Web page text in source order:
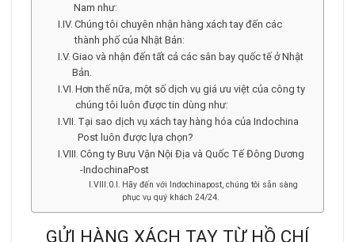
Nam như:
Chúng tôi chuyên nhận hàng xách tay đến các
thành phố của Nhật Bản:
Giao và nhận đến tất cả các sân bay quốc tế ở Nhật
Bản.
Hơn thế nữa, một số dịch vụ giá ưu việt của công ty
chúng tôi luôn được tin dùng như:
Tại sao dịch vụ xách tay hàng hóa của Indochina
Post luôn được lựa chọn?
Công ty Bưu Vận Nội Địa và Quốc Tế Đông Dương
-IndochinaPost
Hãy đến với Indochinapost, chúng tôi sẵn sàng
phục vụ quý khách 24/24.
GỬI HÀNG XÁCH TAY TỪ HỒ CHÍ